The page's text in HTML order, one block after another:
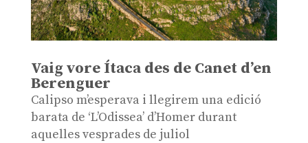
Vaig vore Ítaca des de Canet d’en
Berenguer
Calipso m’esperava i llegirem una edició
barata de ‘L’Odissea’ d’Homer durant
aquelles vesprades de juliol